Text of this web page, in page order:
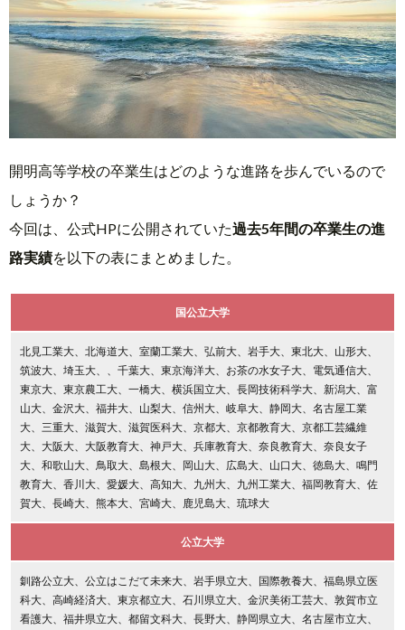
開明高等学校の卒業生はどのような進路を歩んでいるので
しょうか？
今回は、公式HPに公開されていた過去5年間の卒業生の進
路実績を以下の表にまとめました。
国公立大学
北見工業大、北海道大、室蘭工業大、弘前大、岩手大、東北大、山形大、
筑波大、埼玉大、、千葉大、東京海洋大、お茶の水女子大、電気通信大、
東京大、東京農工大、一橋大、横浜国立大、長岡技術科学大、新潟大、富
山大、金沢大、福井大、山梨大、信州大、岐阜大、静岡大、名古屋工業
大、三重大、滋賀大、滋賀医科大、京都大、京都教育大、京都工芸繊維
大、大阪大、大阪教育大、神戸大、兵庫教育大、奈良教育大、奈良女子
大、和歌山大、鳥取大、島根大、岡山大、広島大、山口大、徳島大、鳴門
教育大、香川大、愛媛大、高知大、九州大、九州工業大、福岡教育大、佐
賀大、長崎大、熊本大、宮崎大、鹿児島大、琉球大
公立大学
釧路公立大、公立はこだて未来大、岩手県立大、国際教養大、福島県立医
科大、高崎経済大、東京都立大、石川県立大、金沢美術工芸大、敦賀市立
看護大、福井県立大、都留文科大、長野大、静岡県立大、名古屋市立大、